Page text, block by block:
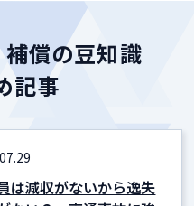
償の豆知識
記事
は減収がないから逸失